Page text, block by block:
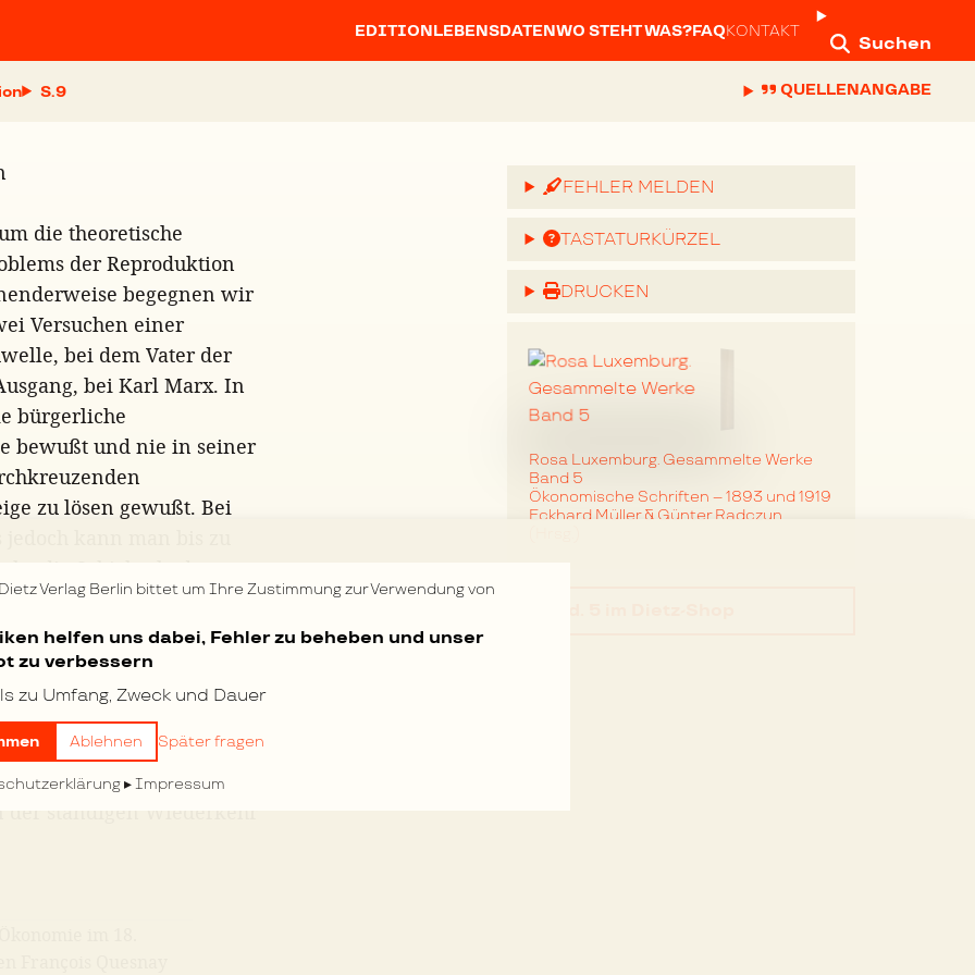
Verlag Berlin bittet um Ihre Zustimmung zur Verwendung von
helfen uns dabei, Fehler zu beheben und unser
zu verbessern
zu Umfang, Zweck und Dauer
Ablehnen Später fragen
Impressum
EDITIONLEBENSDATENWO STEHT WAS?FAQKONTAKT
Suchen
S. QUELLENANGABE
die theoretische
der Reproduktion
begegnen wir
Versuchen einer
bei dem Vater der
bei Karl Marx. In
bürgerliche
bewußt und nie in seiner
zu lösen gewußt. Bei
die Schicksale der
Gesamtkapitals?
und es mag auf den
Begriff der Reproduktion
eigentlich
Ausdruck nötig
der ständigen Wiederkehr
FEHLER MELDEN
TASTATURKÜRZEL
DRUCKEN
Rosa Luxemburg. Gesammelte Werke
Band 5
Ökonomische Schriften – 1893 und 1919
Eckhard Müller & Günter Radczun